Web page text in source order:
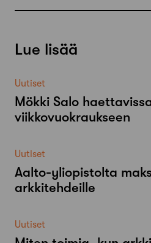
Lue lisää
Uutiset
Mökki Salo
viikkovuokraukseen
Uutiset
Aalto-​yliopistolta
arkkitehdeille
Uutiset